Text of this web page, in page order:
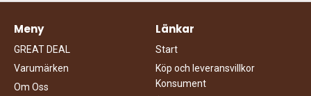
Meny
GREAT DEAL
Varumärken
Om Oss
Länkar
Start
Köp och leveransvillkor
Konsument